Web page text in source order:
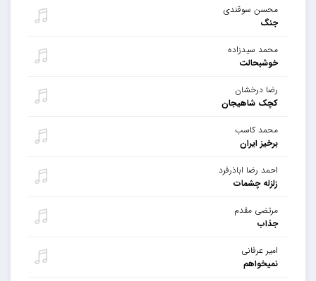
محسن سوقندی
جنگ
محمد سیدزاده
خوشبحالت
رضا درخشان
کچک شاهیجان
محمد کاسب
برخیز ایران
احمد رضا اباذرفرد
زلزله چشمات
مرتضی مقدم
جذاب
امیر عرفانی
نمیخواهم